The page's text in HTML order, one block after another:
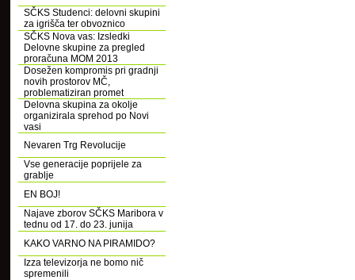
SČKS Studenci: delovni skupini
za igrišča ter obvoznico
SČKS Nova vas: Izsledki
Delovne skupine za pregled
proračuna MOM 2013
Dosežen kompromis pri gradnji
novih prostorov MČ,
problematiziran promet
Delovna skupina za okolje
organizirala sprehod po Novi
vasi
Nevaren Trg Revolucije
Vse generacije poprijele za
grablje
EN BOJ!
Najave zborov SČKS Maribora v
tednu od 17. do 23. junija
KAKO VARNO NA PIRAMIDO?
Izza televizorja ne bomo nič
spremenili